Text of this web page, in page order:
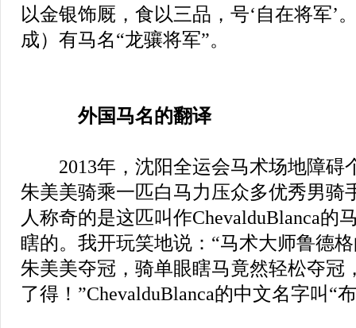
以金银饰厩，食以三品，号‘自在将军’
成）有马名“龙骧将军”。
外国马名的翻译
2013年，沈阳全运会马术场地障碍
朱美美骑乘一匹白马力压众多优秀男骑
人称奇的是这匹叫作ChevalduBlanca的
瞎的。我开玩笑地说：“马术大师鲁德
朱美美夺冠，骑单眼瞎马竟然轻松夺冠
了得！”ChevalduBlanca的中文名字叫“